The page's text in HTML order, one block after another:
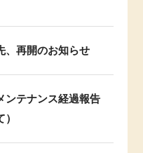
、再開のお知らせ
ンテナンス経過報告